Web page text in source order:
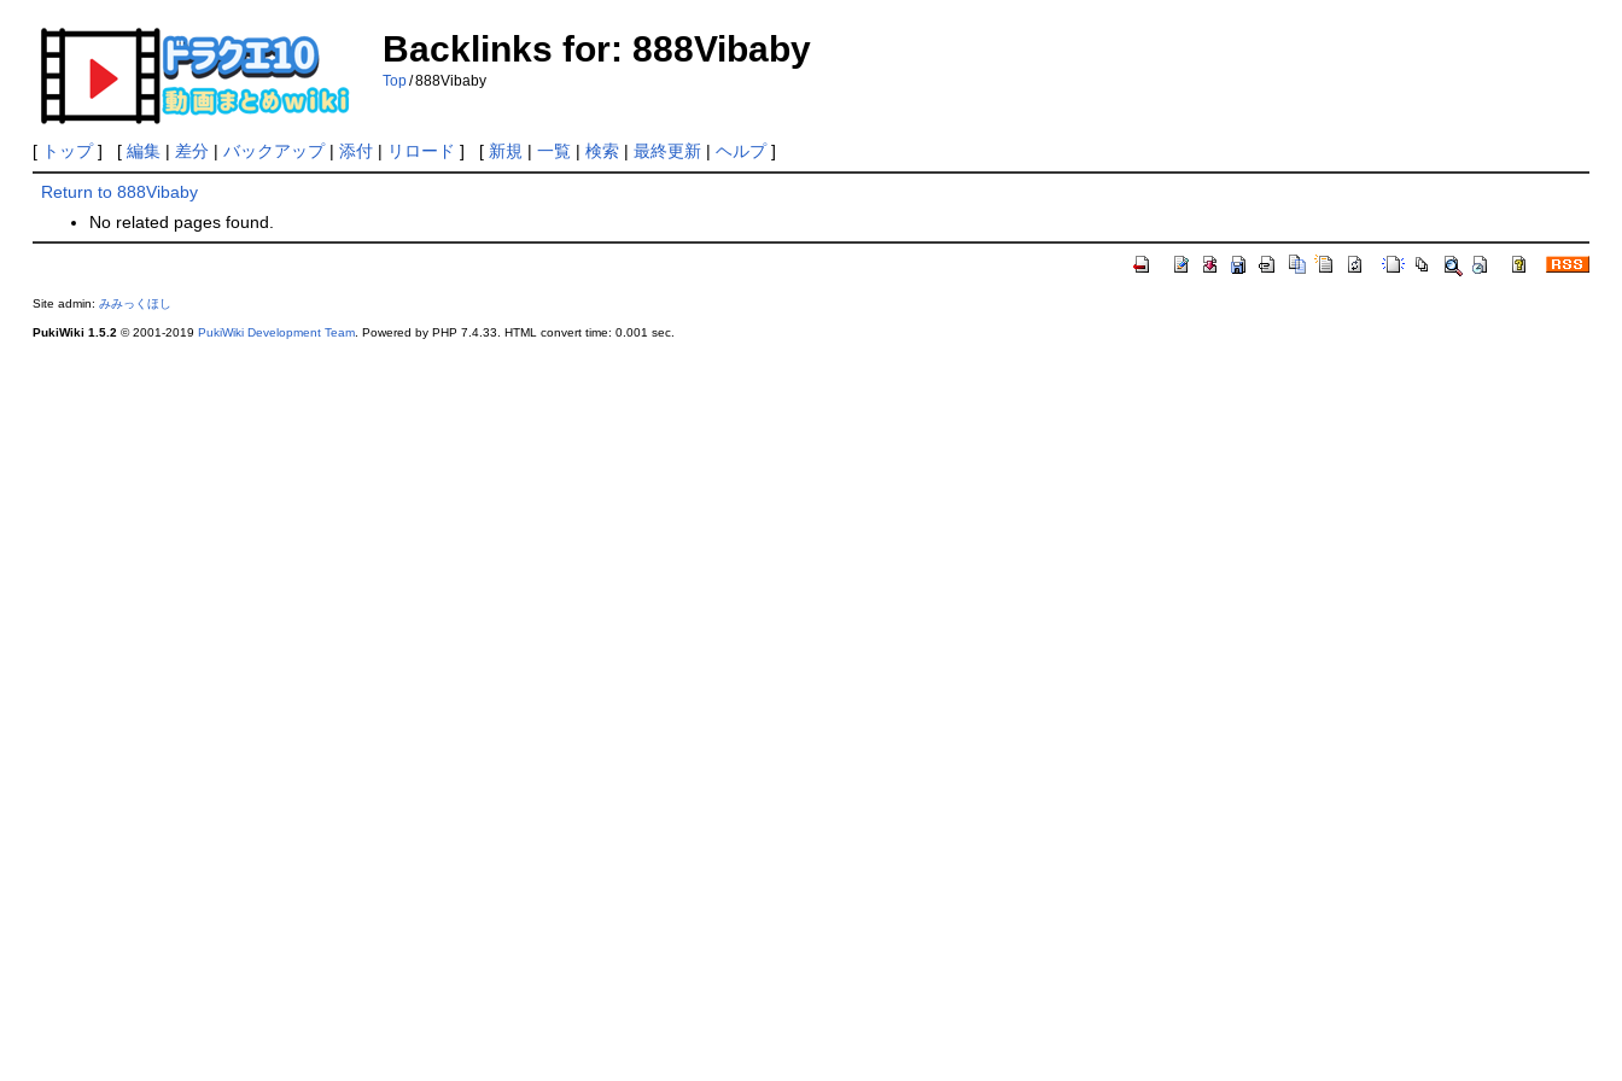
Backlinks for: 888Vibaby
Top/888Vibaby
[ トップ] [ 編集| 差分| バックアップ| 添付| リロード ] [ 新規 | 一覧| 検索| 最終更新| ヘルプ]
Return to 888Vibaby
No related pages found.
Site admin: みみっくほし
PukiWiki 1.5.2 © 2001-2019 PukiWiki Development Team. Powered by PHP 7.4.33. HTML convert time: 0.001 sec.